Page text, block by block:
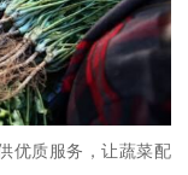
优质服务，让蔬菜配